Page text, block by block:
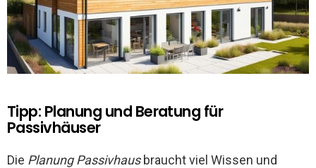
Tipp: Planung und Beratung für
Passivhäuser
Die Planung Passivhausbraucht viel Wissen und